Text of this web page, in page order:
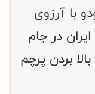
با آرزوی
در جام
بردن پرچم